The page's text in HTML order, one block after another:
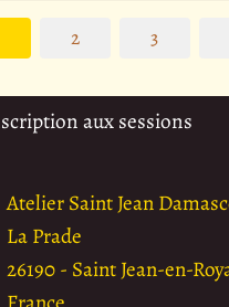
2 3
aux sessions
Atelier Saint Jean
La Prade
26190- Saint Jean-en-